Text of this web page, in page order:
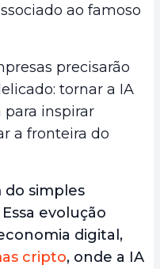
ao famoso
precisarão
tornar a IA
inspirar
a fronteira do
do simples
evolução
digital,
cripto, onde a IA